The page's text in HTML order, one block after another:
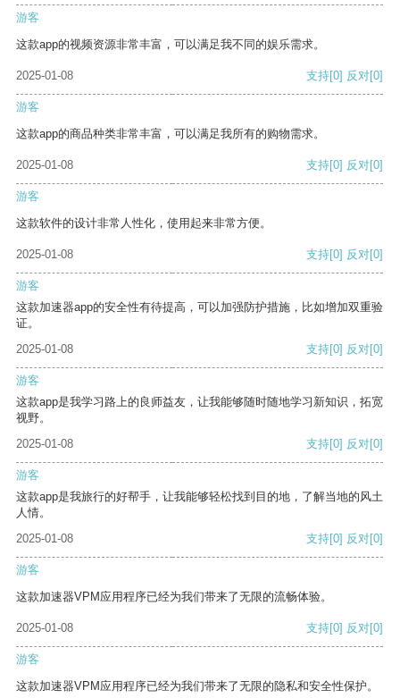
游客
这款app的视频资源非常丰富，可以满足我不同的娱乐需求。
2025-01-08 支持[0] 反对[0]
游客
这款app的商品种类非常丰富，可以满足我所有的购物需求。
2025-01-08 支持[0] 反对[0]
游客
这款软件的设计非常人性化，使用起来非常方便。
2025-01-08 支持[0] 反对[0]
游客
这款加速器app的安全性有待提高，可以加强防护措施，比如增加双重验
证。
2025-01-08
支持[0] 反对[0]
游客
这款app是我学习路上的良师益友，让我能够随时随地学习新知识，拓宽
视野。
2025-01-08
支持[0] 反对[0]
游客
这款app是我旅行的好帮手，让我能够轻松找到目的地，了解当地的风土
人情。
2025-01-08
支持[0] 反对[0]
游客
这款加速器VPM应用程序已经为我们带来了无限的流畅体验。
2025-01-08 支持[0] 反对[0]
游客
这款加速器VPM应用程序已经为我们带来了无限的隐私和安全性保护。